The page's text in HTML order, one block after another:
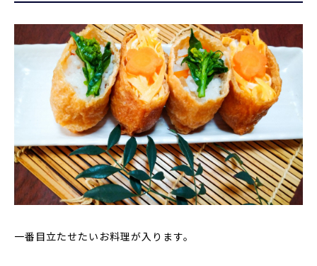
一番目立たせたいお料理が入ります。